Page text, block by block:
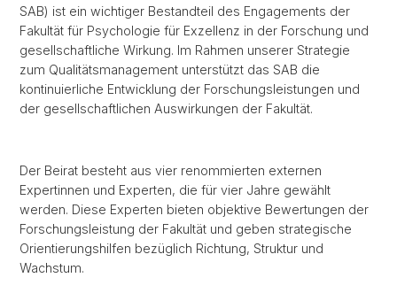
SAB) ist ein wichtiger Bestandteil des Engagements der
Fakultät für Psychologie für Exzellenz in der Forschung und
gesellschaftliche Wirkung. Im Rahmen unserer Strategie
zum Qualitätsmanagement unterstützt das SAB die
kontinuierliche Entwicklung der Forschungsleistungen und
der gesellschaftlichen Auswirkungen der Fakultät.
Der Beirat besteht aus vier renommierten externen
Expertinnen und Experten, die für vier Jahre gewählt
werden. Diese Experten bieten objektive Bewertungen der
Forschungsleistung der Fakultät und geben strategische
Orientierungshilfen bezüglich Richtung, Struktur und
Wachstum.